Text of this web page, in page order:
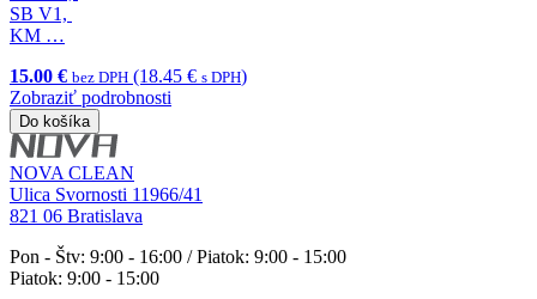
SB V1,
KM …
15.00 € bez DPH (18.45 € s DPH)
Zobraziť podrobnosti
Do košíka
NOVA CLEAN
Ulica Svornosti 11966/41
821 06 Bratislava
Pon - Štv: 9:00 - 16:00 / Piatok: 9:00 - 15:00
Piatok: 9:00 - 15:00